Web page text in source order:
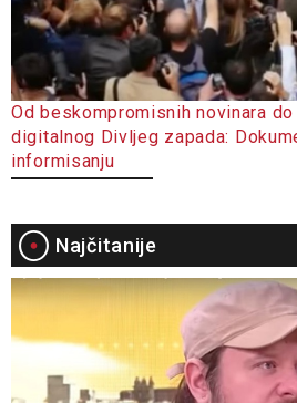
Od beskompromisnih novinara
digitalnog Divljeg zapada:
informisanju
Najčitanije